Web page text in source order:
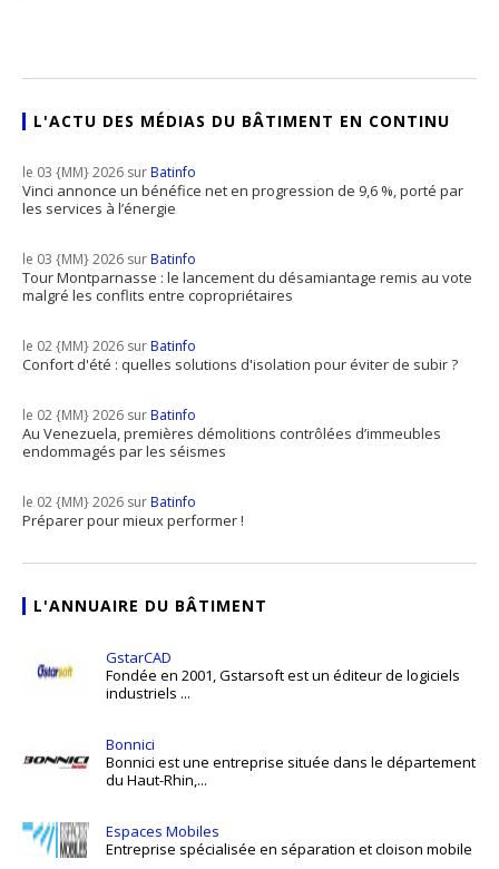
L'ACTU DES MÉDIAS DU BÂTIMENT EN CONTINU
le 03 {MM} 2026 surBatinfo
Vinci annonce un bénéfice net en progression de 9,6 %, porté par
les services à l’énergie
le 03 {MM} 2026 surBatinfo
Tour Montparnasse : le lancement du désamiantage remis au vote
malgré les conflits entre copropriétaires
le 02 {MM} 2026 surBatinfo
Confort d'été : quelles solutions d'isolation pour éviter de subir ?
le 02 {MM} 2026 surBatinfo
Au Venezuela, premières démolitions contrôlées d’immeubles
endommagés par les séismes
le 02 {MM} 2026 surBatinfo
Préparer pour mieux performer !
L'ANNUAIRE DU BÂTIMENT
GstarCAD
Fondée en 2001, Gstarsoft est un éditeur de logiciels
industriels ...
Bonnici
Bonnici est une entreprise située dans le département
du Haut-Rhin,...
Espaces Mobiles
Entreprise spécialisée en séparation et cloison mobile